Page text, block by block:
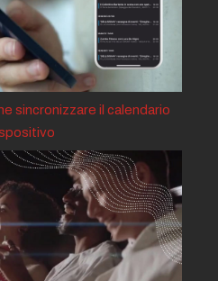
sincronizzare il calendario